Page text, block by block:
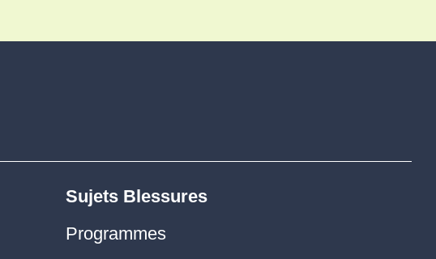
Sujets Blessures
Programmes